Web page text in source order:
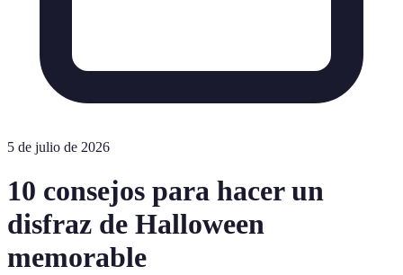
5 de julio de 2026
10 consejos para hacer un
disfraz de Halloween
memorable